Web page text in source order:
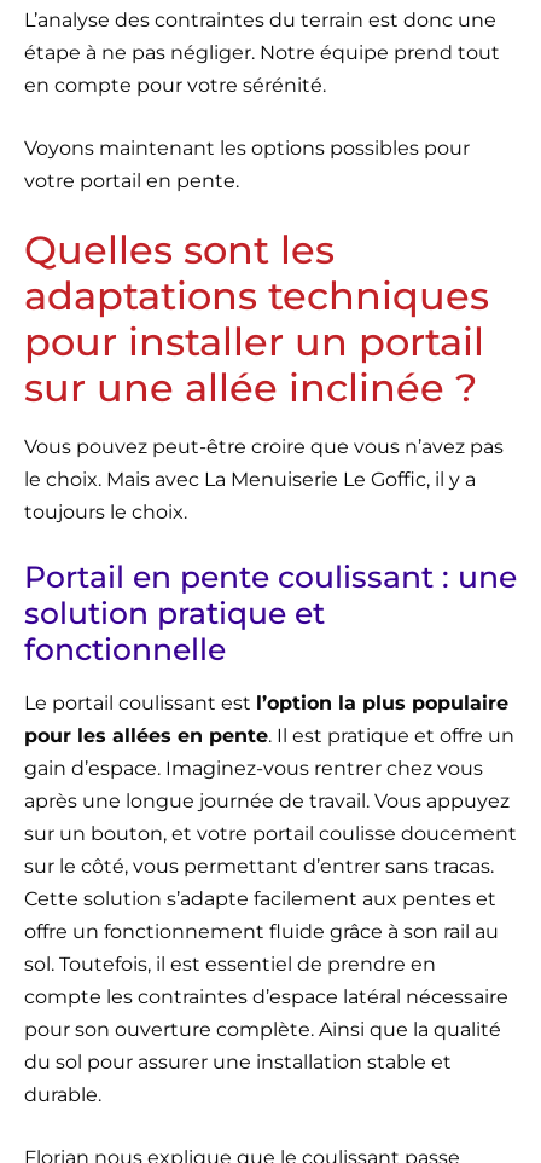
L’analyse des contraintes du terrain est donc une
étape à ne pas négliger. Notre équipe prend tout
en compte pour votre sérénité.
Voyons maintenant les options possibles pour
votre portail en pente.
Quelles sont les
adaptations techniques
pour installer un portail
sur une allée inclinée ?
Vous pouvez peut-être croire que vous n’avez pas
le choix. Mais avec La Menuiserie Le Goffic, il y a
toujours le choix.
Portail en pente coulissant : une
solution pratique et
fonctionnelle
Le portail coulissant est l’option la plus populaire
pour les allées en pente. Il est pratique et offre un
gain d’espace. Imaginez-vous rentrer chez vous
après une longue journée de travail. Vous appuyez
sur un bouton, et votre portail coulisse doucement
sur le côté, vous permettant d’entrer sans tracas.
Cette solution s’adapte facilement aux pentes et
offre un fonctionnement fluide grâce à son rail au
sol. Toutefois, il est essentiel de prendre en
compte les contraintes d’espace latéral nécessaire
pour son ouverture complète. Ainsi que la qualité
du sol pour assurer une installation stable et
durable.
Florian nous explique que le coulissant passe